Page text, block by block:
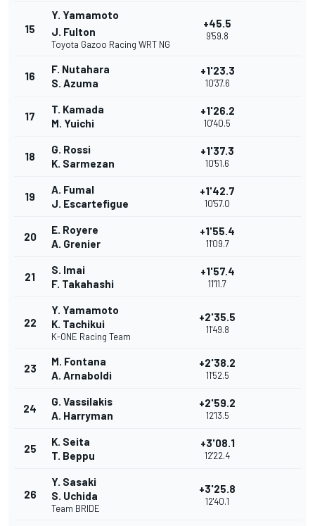
15
Y. Yamamoto
J. Fulton
Toyota Gazoo Racing WRT NG
+45.5
9'59.8
16
F. Nutahara
S. Azuma
+1'23.3
10'37.6
17
T. Kamada
M. Yuichi
+1'26.2
10'40.5
18
G. Rossi
K. Sarmezan
+1'37.3
10'51.6
19
A. Fumal
J. Escartefigue
+1'42.7
10'57.0
20
E. Royere
A. Grenier
+1'55.4
11'09.7
21
S. Imai
F. Takahashi
+1'57.4
11'11.7
22
Y. Yamamoto
K. Tachikui
K-ONE Racing Team
+2'35.5
11'49.8
23
M. Fontana
A. Arnaboldi
+2'38.2
11'52.5
24
G. Vassilakis
A. Harryman
+2'59.2
12'13.5
25
K. Seita
T. Beppu
+3'08.1
12'22.4
26
Y. Sasaki
S. Uchida
Team BRIDE
+3'25.8
12'40.1